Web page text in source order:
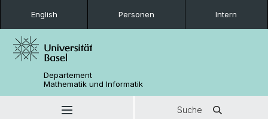
English Personen Intern
Departement
Mathematik und Informatik
Suche